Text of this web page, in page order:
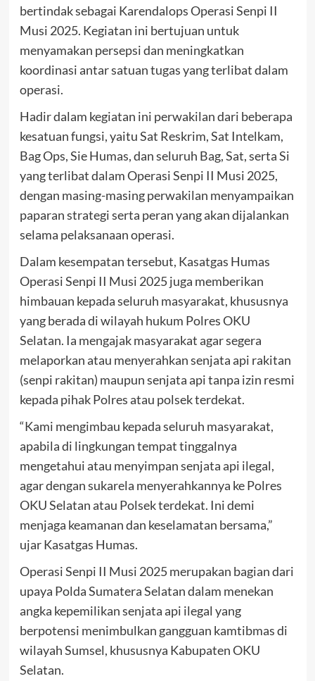
bertindak sebagai Karendalops Operasi Senpi II
Musi 2025. Kegiatan ini bertujuan untuk
menyamakan persepsi dan meningkatkan
koordinasi antar satuan tugas yang terlibat dalam
operasi.
Hadir dalam kegiatan ini perwakilan dari beberapa
kesatuan fungsi, yaitu Sat Reskrim, Sat Intelkam,
Bag Ops, Sie Humas, dan seluruh Bag, Sat, serta Si
yang terlibat dalam Operasi Senpi II Musi 2025,
dengan masing-masing perwakilan menyampaikan
paparan strategi serta peran yang akan dijalankan
selama pelaksanaan operasi.
Dalam kesempatan tersebut, Kasatgas Humas
Operasi Senpi II Musi 2025 juga memberikan
himbauan kepada seluruh masyarakat, khususnya
yang berada di wilayah hukum Polres OKU
Selatan. Ia mengajak masyarakat agar segera
melaporkan atau menyerahkan senjata api rakitan
(senpi rakitan) maupun senjata api tanpa izin resmi
kepada pihak Polres atau polsek terdekat.
“Kami mengimbau kepada seluruh masyarakat,
apabila di lingkungan tempat tinggalnya
mengetahui atau menyimpan senjata api ilegal,
agar dengan sukarela menyerahkannya ke Polres
OKU Selatan atau Polsek terdekat. Ini demi
menjaga keamanan dan keselamatan bersama,”
ujar Kasatgas Humas.
Operasi Senpi II Musi 2025 merupakan bagian dari
upaya Polda Sumatera Selatan dalam menekan
angka kepemilikan senjata api ilegal yang
berpotensi menimbulkan gangguan kamtibmas di
wilayah Sumsel, khususnya Kabupaten OKU
Selatan.